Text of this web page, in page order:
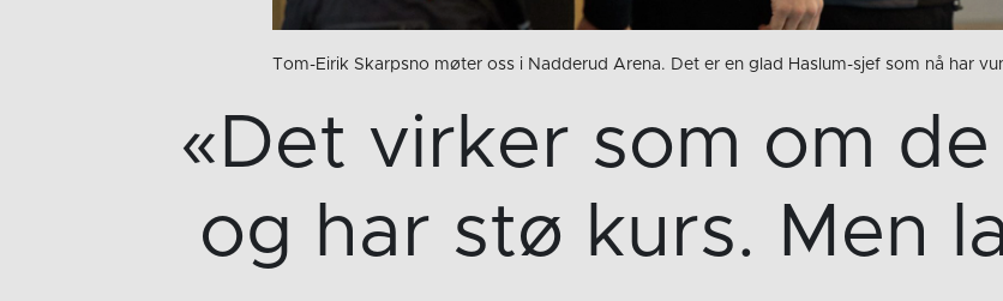
Tom-Eirik Skarpsno møter oss i Nadderud Arena. Det er en glad Haslum-sjef som nå har
«Det virker som om
og har stø kurs. Men